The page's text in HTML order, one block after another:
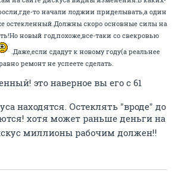
то начали лоджии приделывать,а один
остекленный.Должны скоро основные силы на
новый год,похоже,все-таки со свекровью
.Даже,если сдадут к новому году(а реальнее
ремонт не успеете сделать.
это наверное вы его с 61
находятся. Остеклять "вроде" до
хотя может раньше деньги на
миллионы рабочим должен!!